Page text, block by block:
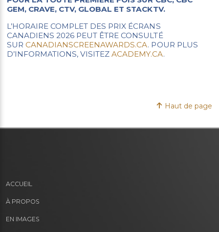
GEM, CRAVE, CTV, GLOBAL ET STACKTV.
L’HORAIRE COMPLET DES PRIX ÉCRANS
CANADIENS 2026 PEUT ÊTRE CONSULTÉ
SURCANADIANSCREENAWARDS.CA. POUR PLUS
D’INFORMATIONS, VISITEZACADEMY.CA.
Haut de page
ACCUEIL
À PROPOS
EN IMAGES